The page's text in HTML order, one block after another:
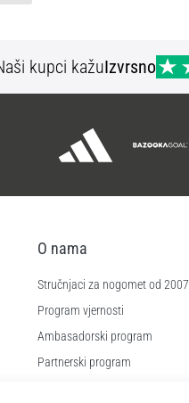
kupci kažuIzvrsno
O nama
Stručnjaci za nogomet od 2007
Program vjernosti
Ambasadorski program
Partnerski program